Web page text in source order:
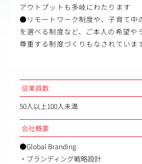
アウトプットも多岐にわたります
●リモートワーク制度や、子育て中
を選べる制度など、ご本人の希望や
尊重する制度づくりもなされていま
従業員数
50人以上100人未満
会社概要
●Global Branding
・ブランディング戦略設計